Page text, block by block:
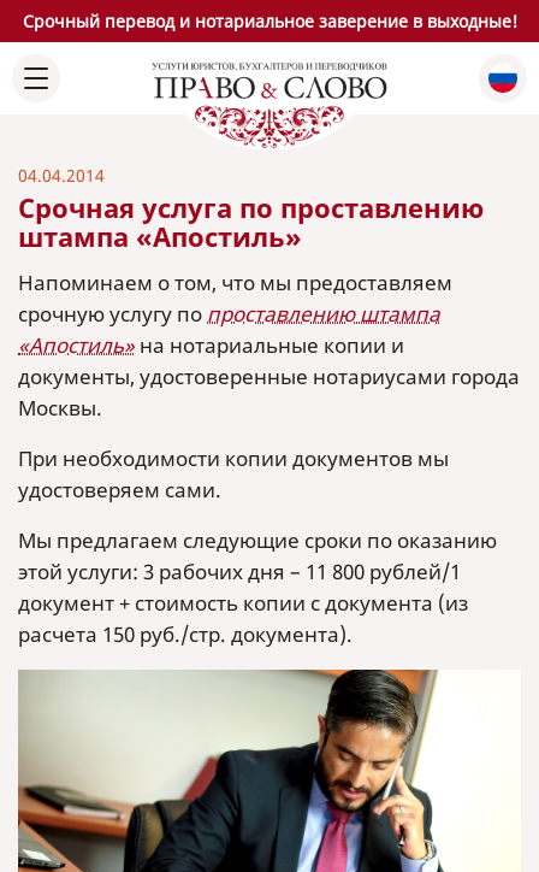
Срочный перевод и нотариальное заверение в выходные!
04.04.2014
Срочная услуга по проставлению
штампа «Апостиль»
Напоминаем о том, что мы предоставляем
срочную услугу по проставлению штампа
«Апостиль» на нотариальные копии и
документы, удостоверенные нотариусами города
Москвы.
При необходимости копии документов мы
удостоверяем сами.
Мы предлагаем следующие сроки по оказанию
этой услуги: 3 рабочих дня – 11 800 рублей/1
документ + стоимость копии с документа (из
расчета 150 руб./стр. документа).